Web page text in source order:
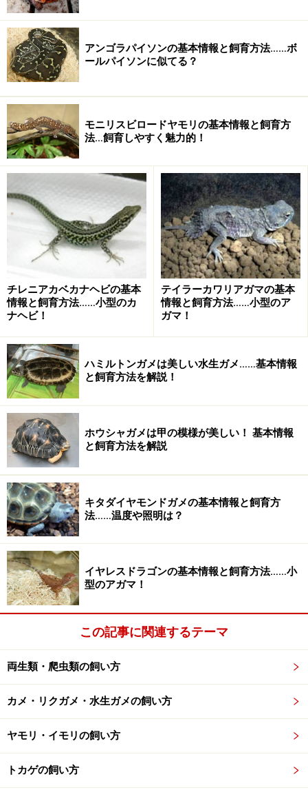
Terra Herps.では図鑑作りへのあなたの参加を待っていま
す！
自分の持っているカリキン・ルビーアイラベンダー
に関する情報を書きたい！
みなさんが提供した情報や意見を読みたい！
そんなあなたはココをクリック！
飼育の基本情報
飼育
容器
フタがしっかりとできるプラケース。高さの低い
フラットプラケでも可。大きさはよく言われるよ
うにヘビがとぐろを巻いたときの３倍程度以上の
床面積があればよい。
特に保温の必要はないが、消化不良をふせぐため
フィルムヒーターをケースの下に敷くと良い。繁
殖を考えるのならば冬期に12℃程度で２～３ヶ月
照明 特に必要なし
床材 ウッドシェイブなど。新聞紙やクッキングペーパ
ーでも良い。水などをこぼした後はすぐに交換す
る
容器
内レ
イア
ウト
体全体が浸かるような水容器とシェルターを設置
する。
餌
大きさに合わせたマウス。冷凍を解凍したもので
よい。
基本
的な
世話
※「飼育の基本情報」は海外サイトおよび「ビバリウム
ガイドNo.28」を参考にしました。
※ペットは、種類や体格（体重、サイズ、成長）などにより個体
差があります。記事内容は全ての個体へ一様に当てはまるわけで
はありません。
【編集部おすすめの購入サイト】
アンゴラパイソンの基本情報と飼育方法……ボ
ールパイソンに似てる？
モニリスビロードヤモリの基本情報と飼育方
法…飼育しやすく魅力的！
チレニアカベカナヘビの基本
情報と飼育方法……小型のカ
ナヘビ！
テイラーカワリアガマの基本
情報と飼育方法……小型のア
ガマ！
ハミルトンガメは美しい水生ガメ……基本情報
と飼育方法を解説！
ホウシャガメは甲の模様が美しい！ 基本情報
と飼育方法を解説
キタダイヤモンドガメの基本情報と飼育方
法……温度や照明は？
イヤレスドラゴンの基本情報と飼育方法……小
型のアガマ！
この記事に関連するテーマ
両生類・爬虫類の飼い方
カメ・リクガメ・水生ガメの飼い方
ヤモリ・イモリの飼い方
トカゲの飼い方